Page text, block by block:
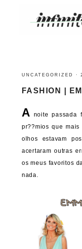
UNCATEGORIZED ·
FASHION |
A noite
pr??mios que
olhos estavam
acertaram outras
os meus favoritos
nada.